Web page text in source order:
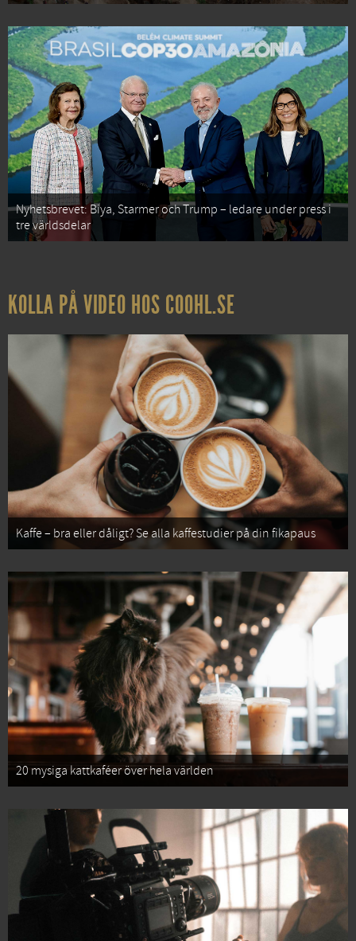
Nyhetsbrevet: Biya, Starmer och Trump – ledare under press i
tre världsdelar
KOLLA PÅ VIDEO HOS COOHL.SE
Kaffe – bra eller dåligt? Se alla kaffestudier på din fikapaus
20 mysiga kattkaféer över hela världen